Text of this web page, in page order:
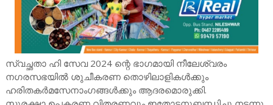
സ്വച്ഛതാ ഹി സേവ 2024 ന്റെ ഭാഗമായി നീലേശ്വരം
നഗരസഭയില്‍ ശുചീകരണ തൊഴിലാളികള്‍ക്കും
ഹരിതകര്‍മസേനാംഗങ്ങള്‍ക്കും ആദരമൊരുക്കി.